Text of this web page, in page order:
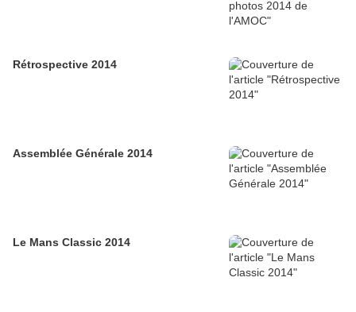
Rétrospective 2014
Assemblée Générale 2014
Le Mans Classic 2014